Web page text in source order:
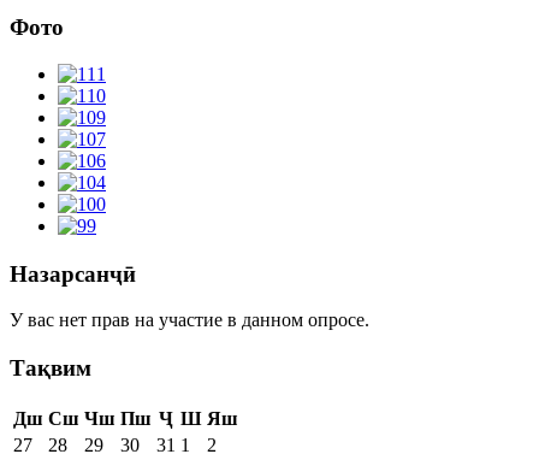
Фото
Назарсанҷӣ
У вас нет прав на участие в данном опросе.
Тақвим
Дш Сш Чш Пш Ҷ Ш Яш
27
28 29 30 31 1
2